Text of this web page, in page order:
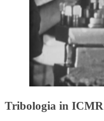
Tribologia in ICMR